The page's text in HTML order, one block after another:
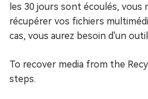
les 30 jours sont écoulés, vous
récupérer vos fichiers
cas, vous aurez besoin d'un
To recover media from the
steps.